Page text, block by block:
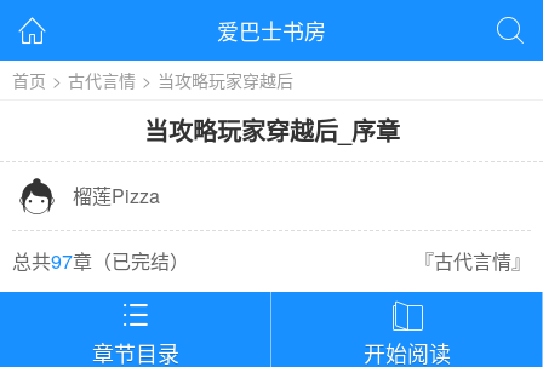
 爱巴士书房 
首页 > 古代言情 > 当攻略玩家穿越后
当攻略玩家穿越后_ 序章
 榴莲Pizza
总共97章（已完结） 『古代言情』

章节目录

开始阅读